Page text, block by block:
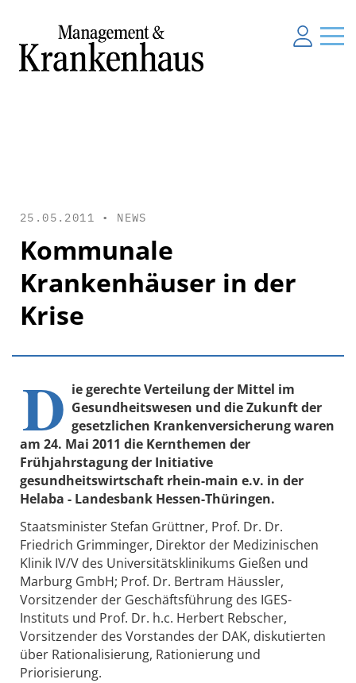
25.05.2011 • NEWS
Kommunale
Krankenhäuser in der
Krise
D ie gerechte Verteilung der Mittel im
Gesundheitswesen und die Zukunft der
gesetzlichen Krankenversicherung waren
am 24. Mai 2011 die Kernthemen der
Frühjahrstagung der Initiative
gesundheitswirtschaft rhein-main e.v. in der
Helaba - Landesbank Hessen-Thüringen.
Staatsminister Stefan Grüttner, Prof. Dr. Dr.
Friedrich Grimminger, Direktor der Medizinischen
Klinik IV/V des Universitätsklinikums Gießen und
Marburg GmbH; Prof. Dr. Bertram Häussler,
Vorsitzender der Geschäftsführung des IGES-
Instituts und Prof. Dr. h.c. Herbert Rebscher,
Vorsitzender des Vorstandes der DAK, diskutierten
über Rationalisierung, Rationierung und
Priorisierung.